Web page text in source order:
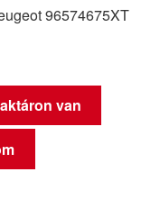
96574675XT
van